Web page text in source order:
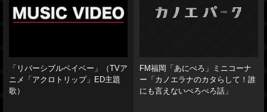
「リバーシブルベイベー」（TVア
ニメ「アクロトリップ」ED主題
歌）
FM福岡「あにぺろ」ミニコーナ
ー「カノエラナのカタらして！誰
にも言えないぺろぺろ話」